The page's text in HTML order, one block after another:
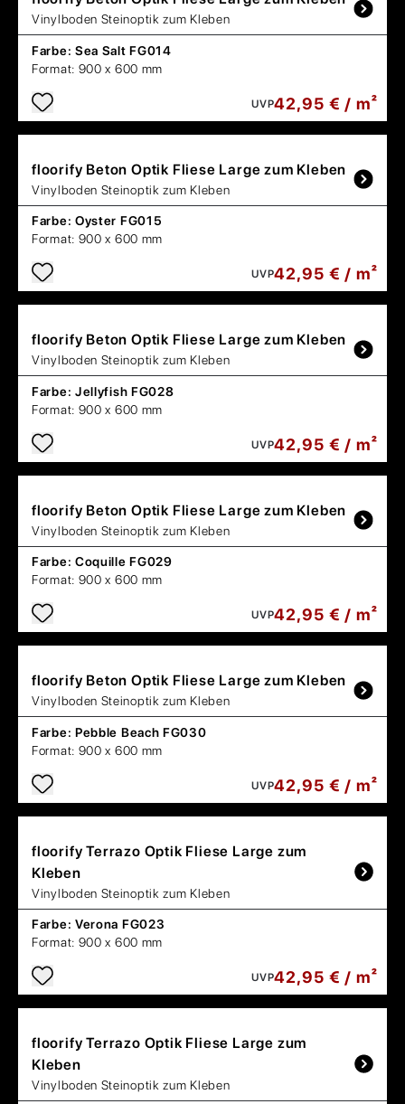
Vinylboden Steinoptik zum Kleben
Farbe: Sea Salt FG014
Format: 900 x 600 mm
UVP42,95 € / m²
floorify Beton Optik Fliese Large zum Kleben
Vinylboden Steinoptik zum Kleben
Farbe: Oyster FG015
Format: 900 x 600 mm
UVP42,95 € / m²
floorify Beton Optik Fliese Large zum Kleben
Vinylboden Steinoptik zum Kleben
Farbe: Jellyfish FG028
Format: 900 x 600 mm
UVP42,95 € / m²
floorify Beton Optik Fliese Large zum Kleben
Vinylboden Steinoptik zum Kleben
Farbe: Coquille FG029
Format: 900 x 600 mm
UVP42,95 € / m²
floorify Beton Optik Fliese Large zum Kleben
Vinylboden Steinoptik zum Kleben
Farbe: Pebble Beach FG030
Format: 900 x 600 mm
UVP42,95 € / m²
floorify Terrazo Optik Fliese Large zum
Kleben
Vinylboden Steinoptik zum Kleben
Farbe: Verona FG023
Format: 900 x 600 mm
UVP42,95 € / m²
floorify Terrazo Optik Fliese Large zum
Kleben
Vinylboden Steinoptik zum Kleben